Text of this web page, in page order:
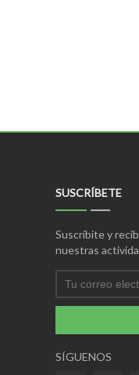
SUSCRÍBETE
Suscríbite y
nuestras
SÍGUENOS